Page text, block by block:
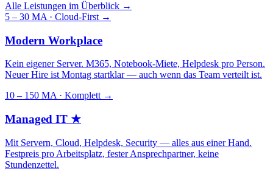
Alle Leistungen im Überblick →
5 – 30 MA · Cloud-First →
Modern Workplace
Kein eigener Server. M365, Notebook-Miete, Helpdesk pro Person.
Neuer Hire ist Montag startklar — auch wenn das Team verteilt ist.
10 – 150 MA · Komplett →
Managed IT ★
Mit Servern, Cloud, Helpdesk, Security — alles aus einer Hand.
Festpreis pro Arbeitsplatz, fester Ansprechpartner, keine
Stundenzettel.